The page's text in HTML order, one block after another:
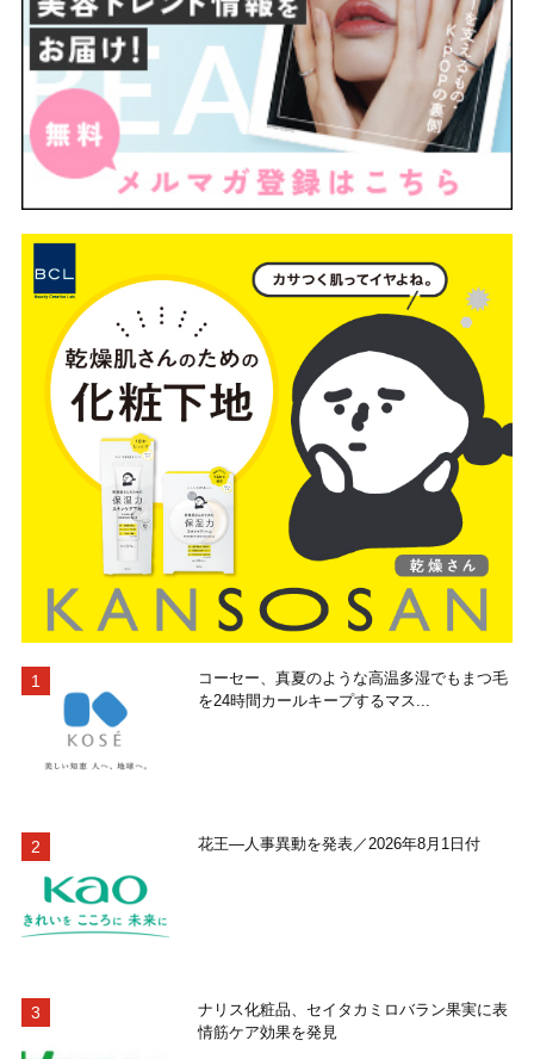
コーセー、真夏のような高温多湿でもまつ毛
を24時間カールキープするマス...
花王―人事異動を発表／2026年8月1日付
ナリス化粧品、セイタカミロバラン果実に表
情筋ケア効果を発見